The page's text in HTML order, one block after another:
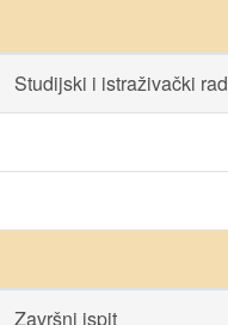
Studijski i istraživački rad
Završni ispit